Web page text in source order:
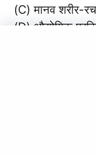
(C) मानव शरीर-
(D) औद्योगिक